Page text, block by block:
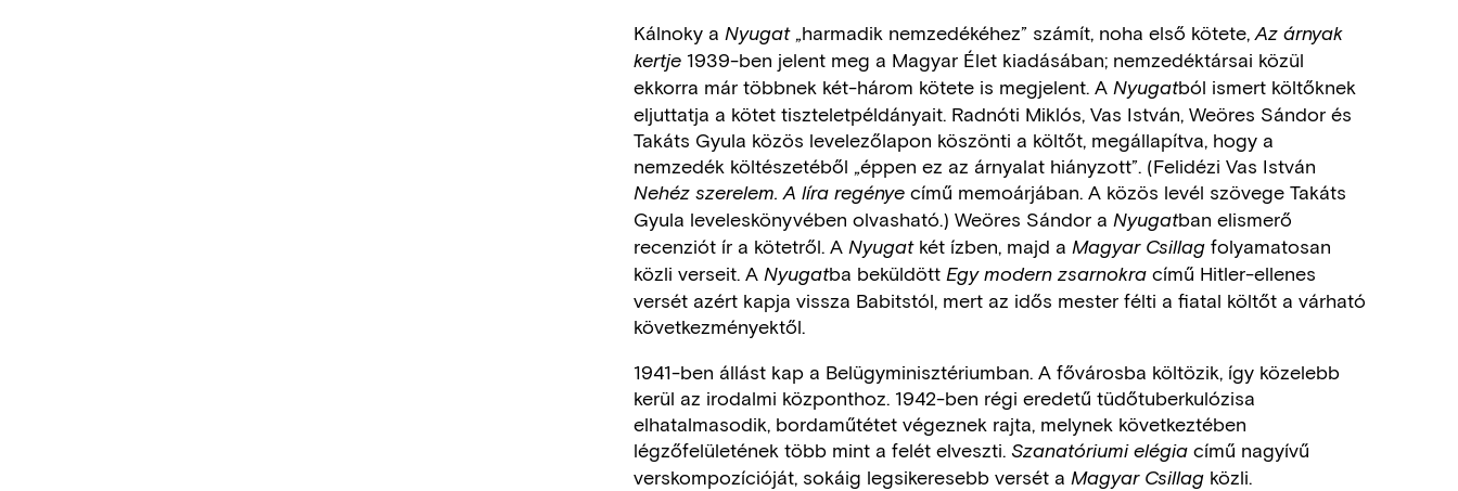
Kálnoky a Nyugat „harmadik nemzedékéhez” számít, noha első kötete,Az árnyak
kertje 1939-ben jelent meg a Magyar Élet kiadásában; nemzedéktársai közül
ekkorra már többnek két-három kötete is megjelent. A Nyugatból ismert költőknek
eljuttatja a kötet tiszteletpéldányait. Radnóti Miklós, Vas István, Weöres Sándor és
Takáts Gyula közös levelezőlapon köszönti a költőt, megállapítva, hogy a
nemzedék költészetéből „éppen ez az árnyalat hiányzott”. (Felidézi Vas István
Nehéz szerelem. A líra regénye című memoárjában. A közös levél szövege Takáts
Gyula leveleskönyvében olvasható.) Weöres Sándor a Nyugatban elismerő
recenziót ír a kötetről. A Nyugat két ízben, majd a Magyar Csillagfolyamatosan
közli verseit. A Nyugatba beküldött Egy modern zsarnokracímű Hitler-ellenes
versét azért kapja vissza Babitstól, mert az idős mester félti a fiatal költőt a várható
következményektől.
1941-ben állást kap a Belügyminisztériumban. A fővárosba költözik, így közelebb
kerül az irodalmi központhoz. 1942-ben régi eredetű tüdőtuberkulózisa
elhatalmasodik, bordaműtétet végeznek rajta, melynek következtében
légzőfelületének több mint a felét elveszti.Szanatóriumi elégia című nagyívű
verskompozícióját, sokáig legsikeresebb versét a Magyar Csillag közli.